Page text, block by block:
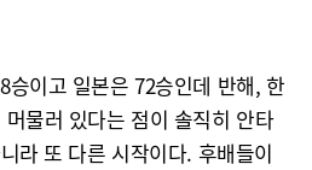
승이고 일본은 72승인데 반해, 한
물러 있다는 점이 솔직히 안타
라 또 다른 시작이다. 후배들이